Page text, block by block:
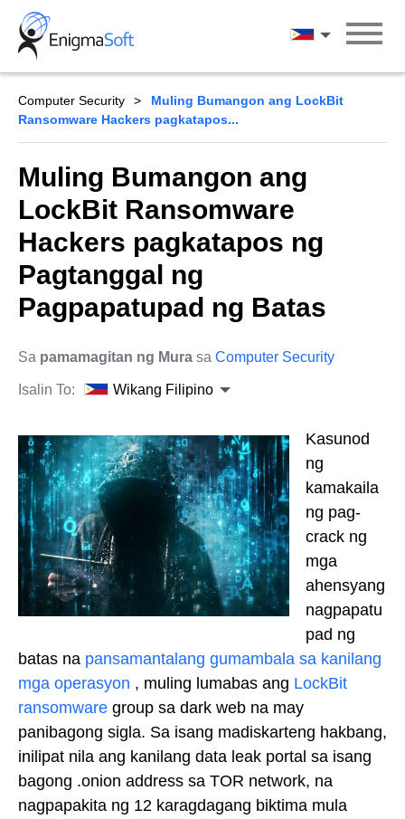
Skip
content
Wikang Filipino
Computer Security
Muling Bumangon ang LockBit
Ransomware Hackers pagkatapos...
Muling Bumangon ang
LockBit Ransomware
Hackers pagkatapos ng
Pagtanggal ng
Pagpapatupad ng Batas
Sa pamamagitan ng Mura sa Computer Security
Isalin To: Wikang Filipino
Kasunod
ng
kamakaila
ng pag-
crack ng
mga
ahensyang
nagpapatu
pad ng
batas na pansamantalang gumambala sa kanilang
mga operasyon , muling lumabas ang LockBit
ransomware group sa dark web na may
panibagong sigla. Sa isang madiskarteng hakbang,
inilipat nila ang kanilang data leak portal sa isang
bagong .onion address sa TOR network, na
nagpapakita ng 12 karagdagang biktima mula